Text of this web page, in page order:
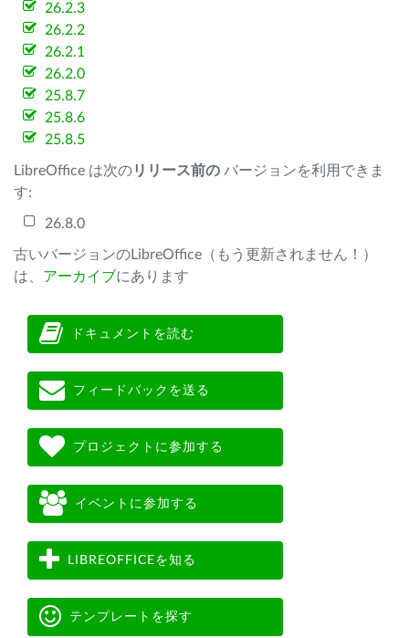
26.2.3
26.2.2
26.2.1
26.2.0
25.8.7
25.8.6
25.8.5
LibreOffice は次のリリース前の バージョンを利用できま
す:
26.8.0
古いバージョンのLibreOffice（もう更新されません！）
は、 アーカイブにあります
ドキュメントを読む
フィードバックを送る
プロジェクトに参加する
イベントに参加する
LIBREOFFICEを知る
テンプレートを探す